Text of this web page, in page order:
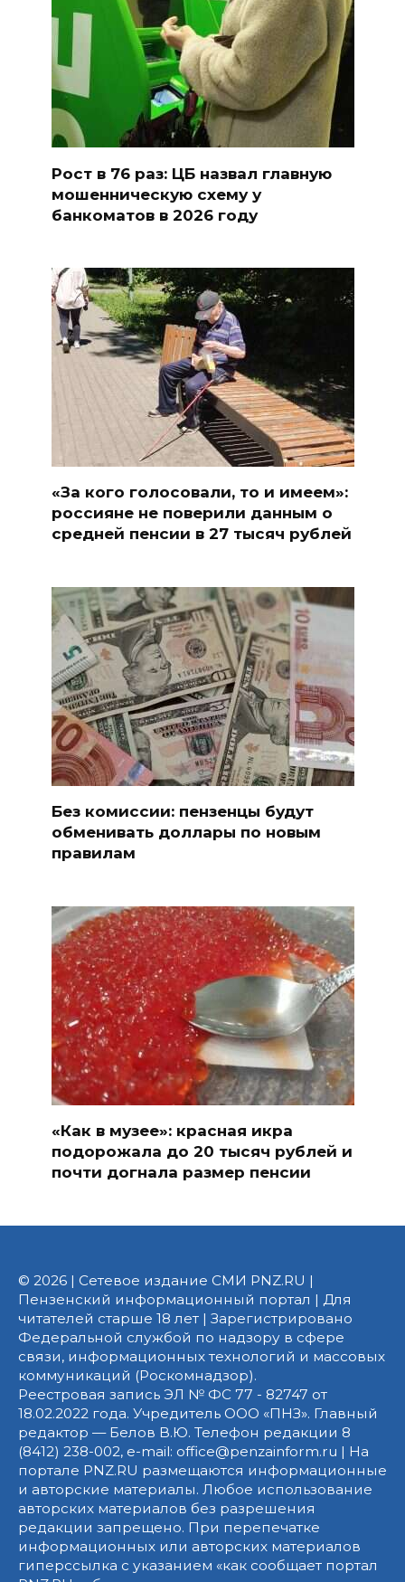
Рост в 76 раз: ЦБ назвал главную
мошенническую схему у
банкоматов в 2026 году
«За кого голосовали, то и имеем»:
россияне не поверили данным о
средней пенсии в 27 тысяч рублей
Без комиссии: пензенцы будут
обменивать доллары по новым
правилам
«Как в музее»: красная икра
подорожала до 20 тысяч рублей и
почти догнала размер пенсии
© 2026 | Сетевое издание СМИ PNZ.RU |
Пензенский информационный портал | Для
читателей старше 18 лет | Зарегистрировано
Федеральной службой по надзору в сфере
связи, информационных технологий и массовых
коммуникаций (Роскомнадзор).
Реестровая запись ЭЛ № ФС 77 - 82747 от
18.02.2022 года. Учредитель ООО «ПНЗ». Главный
редактор — Белов В.Ю. Телефон редакции 8
(8412) 238-002, e-mail: office@penzainform.ru | На
портале PNZ.RU размещаются информационные
и авторские материалы. Любое использование
авторских материалов без разрешения
редакции запрещено. При перепечатке
информационных или авторских материалов
гиперссылка с указанием «как сообщает портал